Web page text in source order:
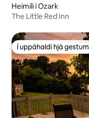
Heimili í Ozark
The Little Red Inn
Í uppáhaldi hjá gestum
Í uppáhaldi hjá gestum